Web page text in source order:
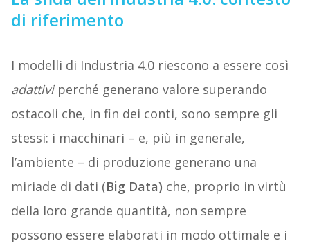
di riferimento
I modelli di Industria 4.0 riescono a essere così
adattiviperché generano valore superando
ostacoli che, in fin dei conti, sono sempre gli
stessi: i macchinari – e, più in generale,
l’ambiente – di produzione generano una
miriade di dati (Big Data) che, proprio in virtù
della loro grande quantità, non sempre
possono essere elaborati in modo ottimale e i